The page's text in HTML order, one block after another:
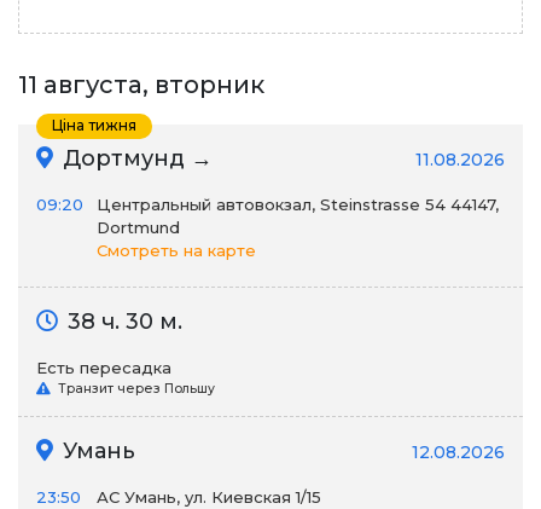
11 августа, вторник
Дортмунд → 11.08.2026
09:20
Центральный автовокзал, Steinstrasse 54 44147,
Dortmund
Смотреть на карте
38 ч. 30 м.
Есть пересадка
Транзит через Польшу
Умань 12.08.2026
23:50
АС Умань, ул. Киевская 1/15
Ціна тижня